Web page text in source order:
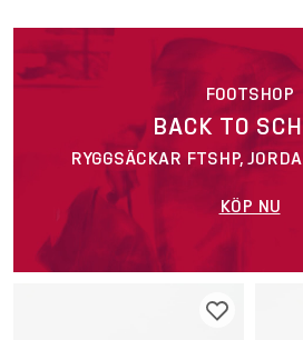
FOOTSHOP
BACK TO
RYGGSÄCKAR FTSHP,
KÖP NU